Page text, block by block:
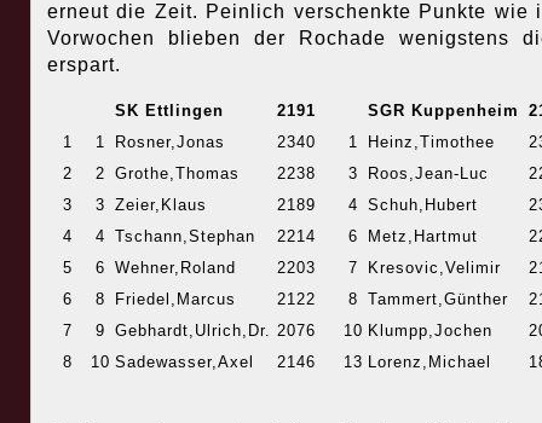
erneut die Zeit. Peinlich verschenkte Punkte wie
Vorwochen blieben der Rochade wenigstens
erspart.
SK Ettlingen 2191 SGR Kuppenheim
1
1 Rosner,Jonas 2340 1 Heinz,Timothee
2
2 Grothe,Thomas 2238 3 Roos,Jean-Luc
3
3 Zeier,Klaus 2189 4 Schuh,Hubert
4
4 Tschann,Stephan 2214 6 Metz,Hartmut
5
6 Wehner,Roland 2203 7 Kresovic,Velimir
6
8 Friedel,Marcus 2122 8 Tammert,Günther
7
9 Gebhardt,Ulrich,Dr. 2076 10 Klumpp,Jochen
8
10 Sadewasser,Axel 2146 13 Lorenz,Michael